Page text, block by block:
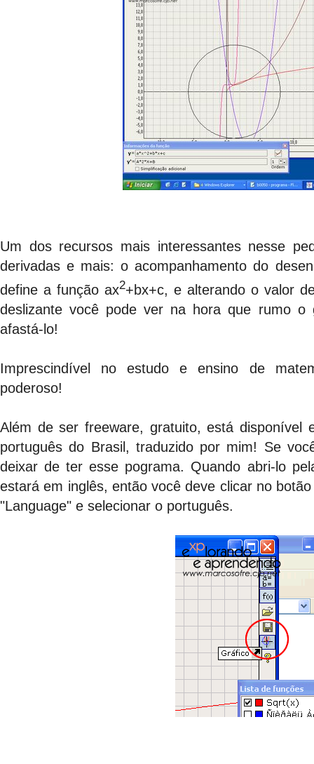
Um dos recursos mais interessantes nesse
derivadas e mais: o acompanhamento do
define a função ax2+bx+c, e alterando o valor
deslizante você pode ver na hora que rumo o
afastá-lo!
Imprescindível no estudo e ensino de
poderoso!
Além de ser freeware, gratuito, está disponível
português do Brasil, traduzido por mim! Se
deixar de ter esse pograma. Quando abri-lo
estará em inglês, então você deve clicar no
"Language" e selecionar o português.